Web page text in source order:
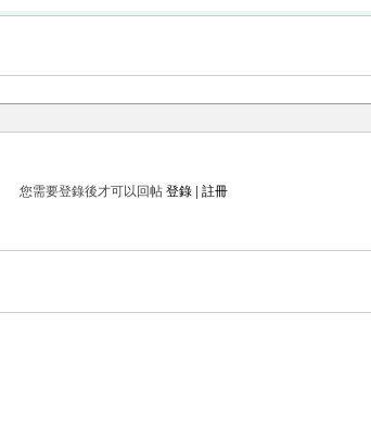
您需要登錄後才可以回帖 登錄| 註冊